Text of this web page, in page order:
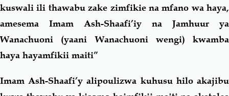
kuswali ili thawabu zake zimfikie na mfano wa haya,
amesema Imam Ash-Shaafi’iy na Jamhuur ya
Wanachuoni (yaani Wanachuoni wengi) kwamba
haya hayamfikii maiti”
Imam Ash-Shaafi’y alipoulizwa kuhusu hilo akajibu